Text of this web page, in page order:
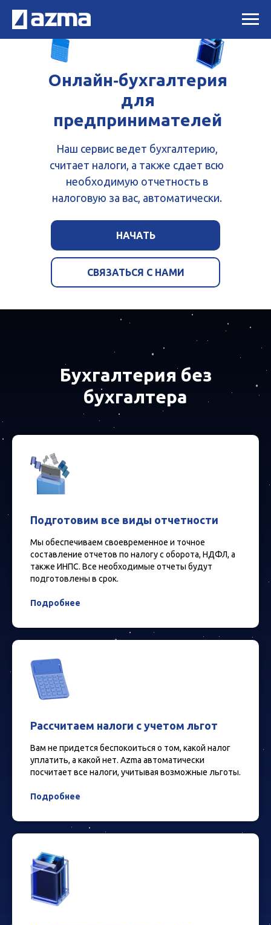
Онлайн‑бухгалтерия
для
предпринимателей
Наш сервис ведет бухгалтерию,
считает налоги, а также сдает всю
необходимую отчетность в
налоговую за вас, автоматически.
НАЧАТЬ
СВЯЗАТЬСЯ С НАМИ
Бухгалтерия без
бухгалтера
Подготовим все виды отчетности
Мы обеспечиваем своевременное и точное
составление отчетов по налогу с оборота, НДФЛ, а
также ИНПС. Все необходимые отчеты будут
подготовлены в срок.
Подробнее
Рассчитаем налоги с учетом льгот
Вам не придется беспокоиться о том, какой налог
уплатить, а какой нет. Azma автоматически
посчитает все налоги, учитывая возможные льготы.
Подробнее